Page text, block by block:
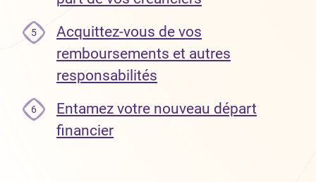
5
Acquittez-vous de vos
remboursements et autres
responsabilités
6
Entamez votre nouveau départ
financier